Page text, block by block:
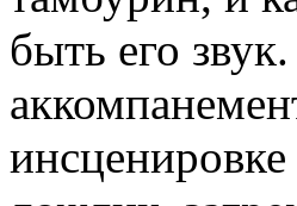
быть его